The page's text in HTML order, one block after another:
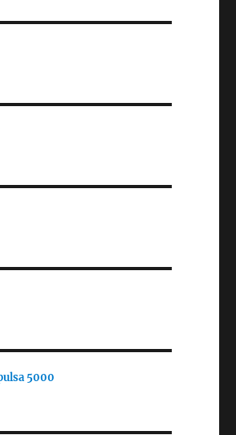
5000